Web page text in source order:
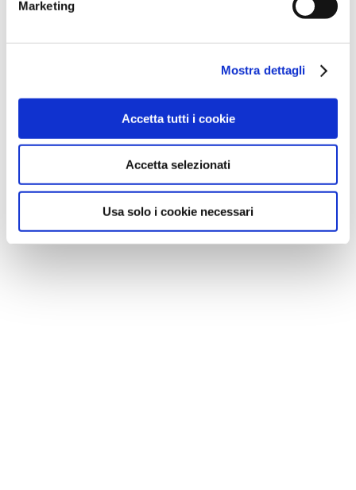
Marketing
Mostra dettagli
Accetta tutti i cookie
Accetta selezionati
Usa solo i cookie necessari